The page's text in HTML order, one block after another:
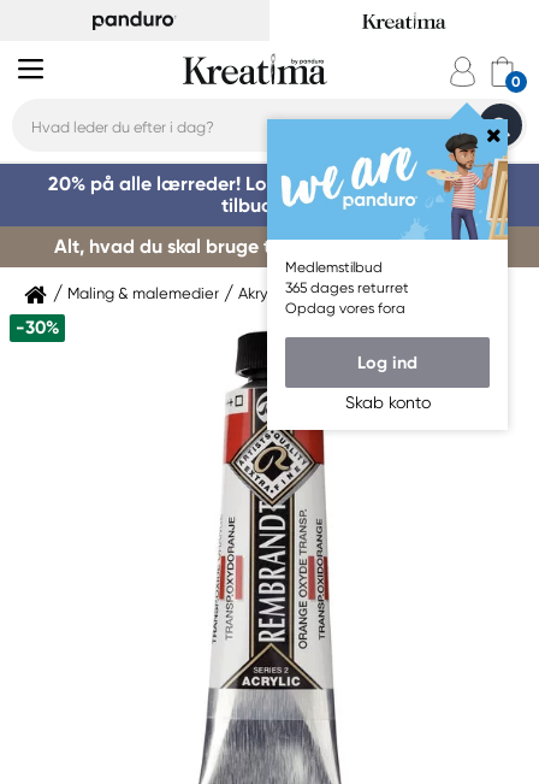
Medlemstilbud
365 dages returret
Opdag vores fora
Log ind
Skab konto
20% på alle lærreder! Log på for at benytte dig af
tilbuddet »
Alt, hvad du skal bruge til kursusstart – køb her »
Maling & malemedier Akrylmaling Rembrandt
-30%